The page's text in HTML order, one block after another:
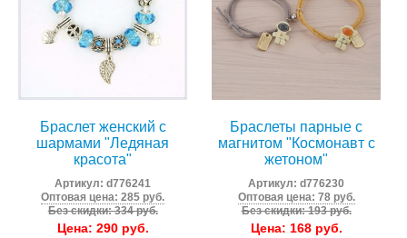
Браслет женский с
шармами "Ледяная
красота"
Артикул:d776241
Оптовая цена: 285 руб.
Без скидки: 334 руб.
Цена: 290руб.
Браслеты парные с
магнитом "Космонавт с
жетоном"
Артикул:d776230
Оптовая цена: 78 руб.
Без скидки: 193 руб.
Цена: 168руб.